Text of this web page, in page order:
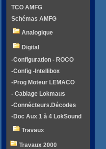
TCO AMFG
Schémas AMFG
Analogique
Digital
-Configuration - ROCO
-Config -Intellibox
-Prog Moteur LEMACO
- Cablage Lokmaus
-Connécteurs.Décodes
-Doc Aux 1 à 4 LokSound
Travaux
Travaux 2000